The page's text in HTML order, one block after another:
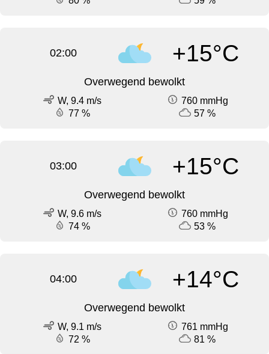
02:00 +15°C
Overwegend bewolkt
W, 9.4 m/s
760 mmHg
77 %
57 %
03:00 +15°C
Overwegend bewolkt
W, 9.6 m/s
760 mmHg
74 %
53 %
04:00 +14°C
Overwegend bewolkt
W, 9.1 m/s
761 mmHg
72 %
81 %